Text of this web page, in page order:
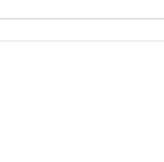
sur une parcelle de 650m2 dans
des chevaux.
2027).
avec en plus un garage de
de fenêtres en